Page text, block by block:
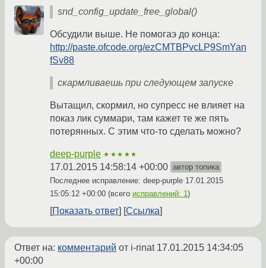
snd_config_update_free_global()
Обсудили выше. Не помогаэ до конца:
http://paste.ofcode.org/ezCMTBPvcLP9SmYan
fSv88
скармливаешь при следующем запуске
Вытащил, скормил, но супресс не влияет на
показ лик суммари, там кажет те же пять
потерянных. С этим что-то сделать можно?
deep-purple ★★★★★
17.01.2015 14:58:14 +00:00 автор топика
Последнее исправление: deep-purple 17.01.2015
15:05:12 +00:00 (всего исправлений: 1)
Показать ответ Ссылка
Ответ на: комментарий от i-rinat 17.01.2015 14:34:05
+00:00